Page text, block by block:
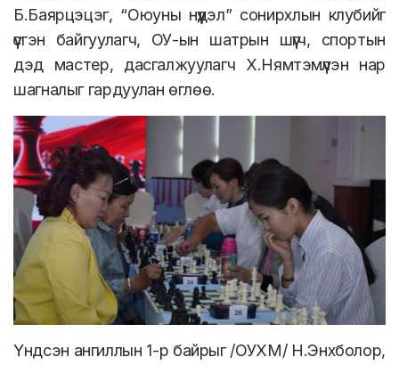
Б.Баярцэцэг, “Оюуны нүүдэл” сонирхлын клубийг
үүсгэн байгуулагч, ОУ-ын шатрын шүүгч, спортын
дэд мастер, дасгалжуулагч Х.Нямтэмүүлэн нар
шагналыг гардуулан өглөө.
Үндсэн ангиллын 1-р байрыг /ОУХМ/ Н.Энхболор,